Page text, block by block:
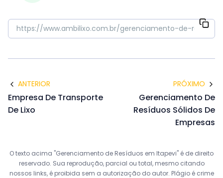
ANTERIOR
Empresa De Transporte
De Lixo
PRÓXIMO
Gerenciamento De
Resíduos Sólidos De
Empresas
O texto acima "Gerenciamento de Resíduos em Itapevi" é de direito
reservado. Sua reprodução, parcial ou total, mesmo citando
nossos links, é proibida sem a autorização do autor. Plágio é crime